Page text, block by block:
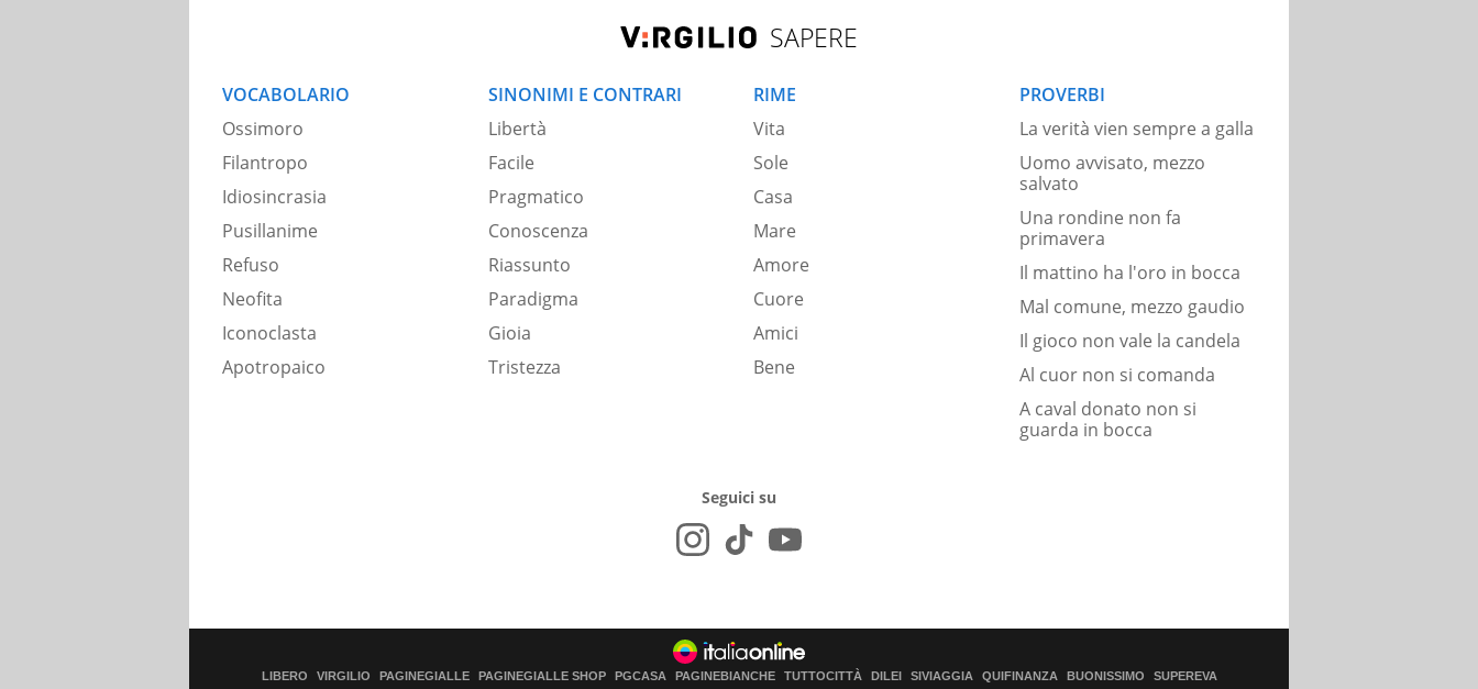
SAPERE
VOCABOLARIO
Ossimoro
Filantropo
Idiosincrasia
Pusillanime
Refuso
Neofita
Iconoclasta
Apotropaico
SINONIMI E CONTRARI
Libertà
Facile
Pragmatico
Conoscenza
Riassunto
Paradigma
Gioia
Tristezza
RIME
Vita
Sole
Casa
Mare
Amore
Cuore
Amici
Bene
PROVERBI
La verità vien sempre a galla
Uomo avvisato, mezzo
salvato
Una rondine non fa
primavera
Il mattino ha l'oro in bocca
Mal comune, mezzo gaudio
Il gioco non vale la candela
Al cuor non si comanda
A caval donato non si
guarda in bocca
Seguici su
LIBERO VIRGILIO PAGINEGIALLE PAGINEGIALLE SHOP PGCASA PAGINEBIANCHE TUTTOCITTÀ DILEI SIVIAGGIA QUIFINANZA BUONISSIMO SUPEREVA